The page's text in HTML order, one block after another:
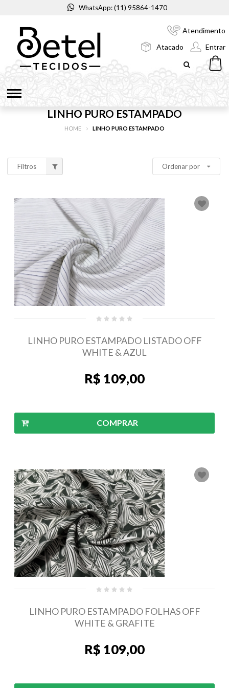
WhatsApp: (11) 95864-1470
Atendimento
Atacado
Entrar
LINHO PURO ESTAMPADO
HOME LINHO PURO ESTAMPADO
Filtros Ordenar por
LINHO PURO ESTAMPADO LISTADO OFF
WHITE & AZUL
R$ 109,00
COMPRAR
LINHO PURO ESTAMPADO FOLHAS OFF
WHITE & GRAFITE
R$ 109,00